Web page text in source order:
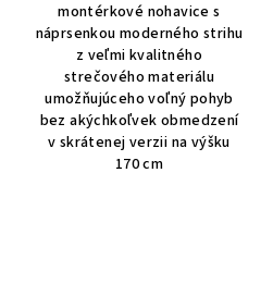
montérkové nohavice s
náprsenkou moderného strihu
z veľmi kvalitného
strečového materiálu
umožňujúceho voľný pohyb
bez akýchkoľvek obmedzení
v skrátenej verzii na výšku
170 cm